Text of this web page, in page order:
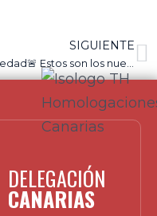
SIGUIENTE
Novedad🚨 Estos son los nuevos requisitos para reclasificar un furgón vivienda como autocaravana
DELEGACIÓN
CANARIAS